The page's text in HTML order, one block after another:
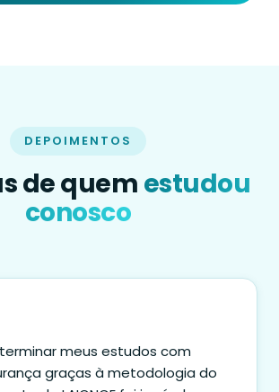
DEPOIMENTOS
de quem estudou
conosco
meus estudos com
graças à metodologia do